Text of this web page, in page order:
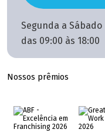
Segunda a Sábado
das 09:00 às 18:00
Nossos prêmios